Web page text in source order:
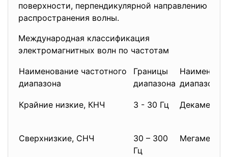
поверхности, перпендикулярной направлению
распространения волны.
Международная классификация
электромагнитных волн по частотам
Наименование частотного
диапазона
Границы
диапазона диапазона
Крайние низкие, КНЧ 3 - 30 Гц
Сверхнизкие, СНЧ
30 – 300
Гц